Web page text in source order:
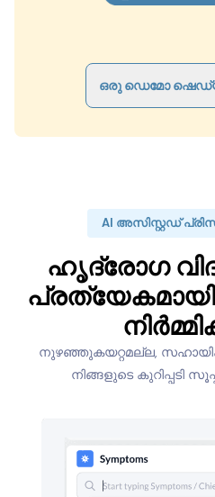
ഒരു ഡെമോ
AI അസിസ്റ്റഡ്
ഹൃദ്രോഗ
നുഴഞ്ഞുകയറ്റമല്ല,
നിങ്ങളുടെ കുറിപ്പടി